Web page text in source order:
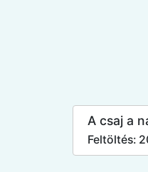
A csaj a
Feltöltés: